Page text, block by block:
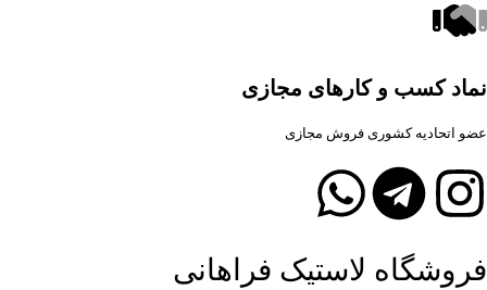
نماد کسب و کارهای مجازی
عضو اتحادیه کشوری فروش مجازی
فروشگاه لاستیک فراهانی